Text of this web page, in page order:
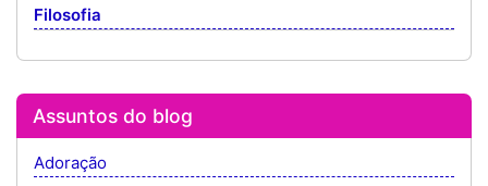
Filosofia
Assuntos do blog
Adoração